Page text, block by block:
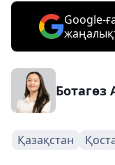
Google-
Ботагөз
Қазақстан